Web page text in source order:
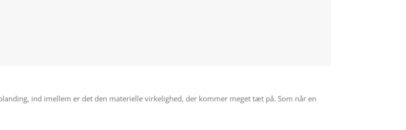
ind imellem er det den materielle virkelighed, der kommer meget tæt på. Som når en